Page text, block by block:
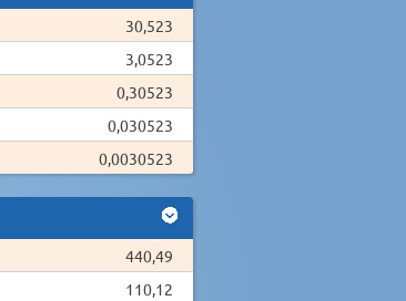
30,523
3,0523
0,30523
0,030523
0,0030523
440,49
110,12